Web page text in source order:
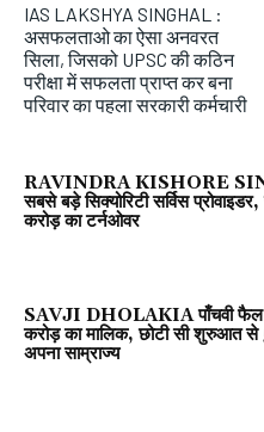
IAS LAKSHYA SINGHAL :
असफलताओ का ऐसा अनवरत
सिला, जिसको UPSC की कठिन
परीक्षा में सफलता प्राप्त कर बना
परिवार का पहला सरकारी कर्मचारी
RAVINDRA KISHORE
सबसे बड़े सिक्योरिटी सर्विस
करोड़ का टर्नओवर
SAVJI DHOLAKIA पाँचवी फैल
करोड़ का मालिक, छोटी सी शुरुआत
अपना साम्राज्य